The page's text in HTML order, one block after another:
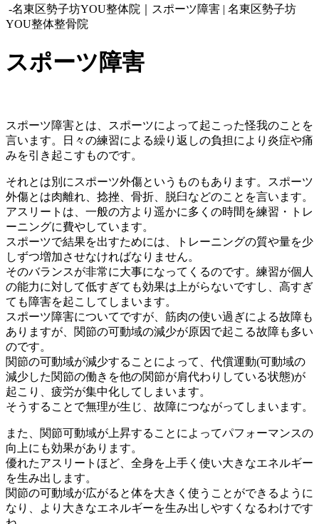
-名東区勢子坊YOU整体院｜スポーツ障害 | 名東区勢子坊
YOU整体整骨院
スポーツ障害
スポーツ障害とは、スポーツによって起こった怪我のことを
言います。日々の練習による繰り返しの負担により炎症や痛
みを引き起こすものです。
それとは別にスポーツ外傷というものもあります。スポーツ
外傷とは肉離れ、捻挫、骨折、脱臼などのことを言います。
アスリートは、一般の方より遥かに多くの時間を練習・トレ
ーニングに費やしています。
スポーツで結果を出すためには、トレーニングの質や量を少
しずつ増加させなければなりません。
そのバランスが非常に大事になってくるのです。練習が個人
の能力に対して低すぎても効果は上がらないですし、高すぎ
ても障害を起こしてしまいます。
スポーツ障害についてですが、筋肉の使い過ぎによる故障も
ありますが、関節の可動域の減少が原因で起こる故障も多い
のです。
関節の可動域が減少することによって、代償運動(可動域の
減少した関節の働きを他の関節が肩代わりしている状態)が
起こり、疲労が集中化してしまいます。
そうすることで無理が生じ、故障につながってしまいます。
また、関節可動域が上昇することによってパフォーマンスの
向上にも効果があります。
優れたアスリートほど、全身を上手く使い大きなエネルギー
を生み出します。
関節の可動域が広がると体を大きく使うことができるように
なり、より大きなエネルギーを生み出しやすくなるわけです